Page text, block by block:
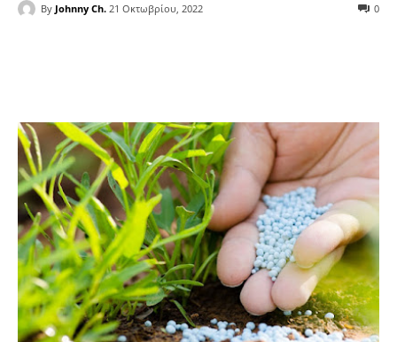
By Johnny Ch. 21 Οκτωβρίου, 2022 0